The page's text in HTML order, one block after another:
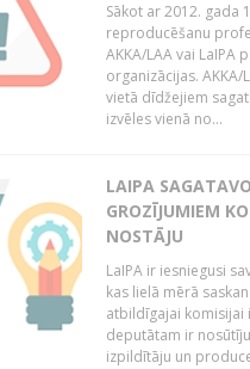
Sākot ar 2012. gada
reproducēšanu
AKKA/LAA vai LaIPA
organizācijas.
vietā dīdžejiem
izvēles vienā no...
LAIPA
GROZĪJUMIEM
NOSTĀJU
LaIPA ir iesniegusi
kas lielā mērā
atbildīgajai komisijai
deputātam ir
izpildītāju un